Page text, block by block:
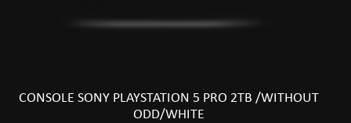
CONSOLE SONY PLAYSTATION 5 PRO 2TB /WITHOUT
ODD/WHITE